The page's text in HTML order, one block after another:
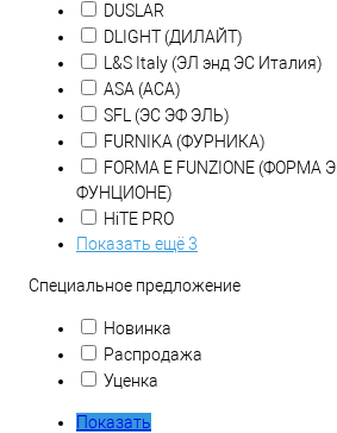
DUSLAR
DLIGHT (ДИЛАЙТ)
L&S Italy (ЭЛ энд ЭС Италия)
ASA (АСА)
SFL (ЭС ЭФ ЭЛЬ)
FURNIKA (ФУРНИКА)
FORMA E FUNZIONE (ФОРМА Э
ФУНЦИОНЕ)
HiTE PRO
Показать ещё 3
Специальное предложение
Новинка
Распродажа
Уценка
Показать